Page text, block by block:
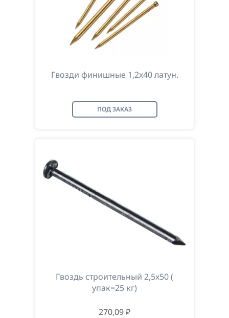
Гвозди финишные 1,2х40 латун.
ПОД ЗАКАЗ
Гвоздь строительный 2,5х50 (
упак=25 кг)
270,09 ₽